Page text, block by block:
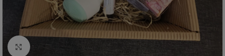
Zum vergrößern anklicken